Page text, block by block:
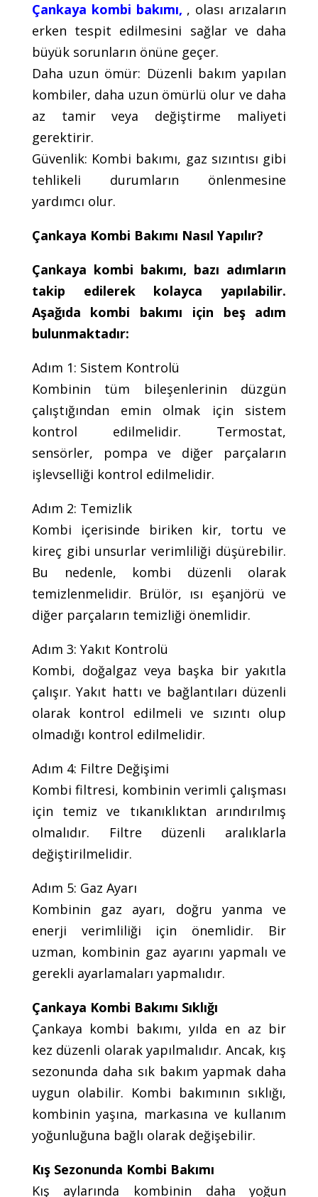
Çankaya kombi bakımı, , olası arızaların
erken tespit edilmesini sağlar ve daha
büyük sorunların önüne geçer.
Daha uzun ömür: Düzenli bakım yapılan
kombiler, daha uzun ömürlü olur ve daha
az tamir veya değiştirme maliyeti
gerektirir.
Güvenlik: Kombi bakımı, gaz sızıntısı gibi
tehlikeli durumların önlenmesine
yardımcı olur.
Çankaya Kombi Bakımı Nasıl Yapılır?
Çankaya kombi bakımı, bazı adımların
takip edilerek kolayca yapılabilir.
Aşağıda kombi bakımı için beş adım
bulunmaktadır:
Adım 1: Sistem Kontrolü
Kombinin tüm bileşenlerinin düzgün
çalıştığından emin olmak için sistem
kontrol edilmelidir. Termostat,
sensörler, pompa ve diğer parçaların
işlevselliği kontrol edilmelidir.
Adım 2: Temizlik
Kombi içerisinde biriken kir, tortu ve
kireç gibi unsurlar verimliliği düşürebilir.
Bu nedenle, kombi düzenli olarak
temizlenmelidir. Brülör, ısı eşanjörü ve
diğer parçaların temizliği önemlidir.
Adım 3: Yakıt Kontrolü
Kombi, doğalgaz veya başka bir yakıtla
çalışır. Yakıt hattı ve bağlantıları düzenli
olarak kontrol edilmeli ve sızıntı olup
olmadığı kontrol edilmelidir.
Adım 4: Filtre Değişimi
Kombi filtresi, kombinin verimli çalışması
için temiz ve tıkanıklıktan arındırılmış
olmalıdır. Filtre düzenli aralıklarla
değiştirilmelidir.
Adım 5: Gaz Ayarı
Kombinin gaz ayarı, doğru yanma ve
enerji verimliliği için önemlidir. Bir
uzman, kombinin gaz ayarını yapmalı ve
gerekli ayarlamaları yapmalıdır.
Çankaya Kombi Bakımı Sıklığı
Çankaya kombi bakımı, yılda en az bir
kez düzenli olarak yapılmalıdır. Ancak, kış
sezonunda daha sık bakım yapmak daha
uygun olabilir. Kombi bakımının sıklığı,
kombinin yaşına, markasına ve kullanım
yoğunluğuna bağlı olarak değişebilir.
Kış Sezonunda Kombi Bakımı
Kış aylarında kombinin daha yoğun